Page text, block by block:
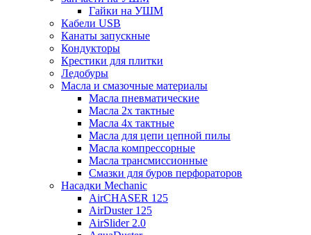
Гайки на УШМ
Кабели USB
Канаты запускные
Кондукторы
Крестики для плитки
Ледобуры
Масла и смазочные материалы
Масла пневматические
Масла 2х тактные
Масла 4х тактные
Масла для цепи цепной пилы
Масла компрессорные
Масла трансмиссионные
Смазки для буров перфораторов
Насадки Mechanic
AirCHASER 125
AirDuster 125
AirSlider 2.0